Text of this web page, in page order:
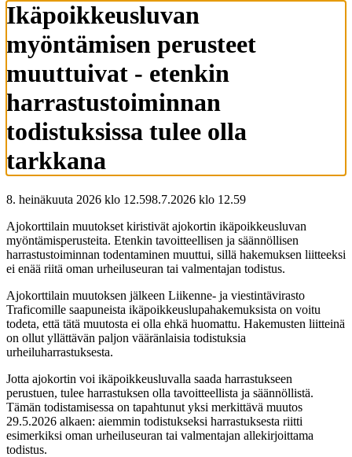
Ikäpoikkeusluvan
myöntämisen perusteet
muuttuivat - etenkin
harrastustoiminnan
todistuksissa tulee olla
tarkkana
8. heinäkuuta 2026 klo 12.598.7.2026 klo 12.59
Ajokorttilain muutokset kiristivät ajokortin ikäpoikkeusluvan
myöntämisperusteita. Etenkin tavoitteellisen ja säännöllisen
harrastustoiminnan todentaminen muuttui, sillä hakemuksen liitteeksi
ei enää riitä oman urheiluseuran tai valmentajan todistus.
Ajokorttilain muutoksen jälkeen Liikenne- ja viestintävirasto
Traficomille saapuneista ikäpoikkeuslupahakemuksista on voitu
todeta, että tätä muutosta ei olla ehkä huomattu. Hakemusten liitteinä
on ollut yllättävän paljon vääränlaisia todistuksia
urheiluharrastuksesta.
Jotta ajokortin voi ikäpoikkeusluvalla saada harrastukseen
perustuen, tulee harrastuksen olla tavoitteellista ja säännöllistä.
Tämän todistamisessa on tapahtunut yksi merkittävä muutos
29.5.2026 alkaen: aiemmin todistukseksi harrastuksesta riitti
esimerkiksi oman urheiluseuran tai valmentajan allekirjoittama
todistus.